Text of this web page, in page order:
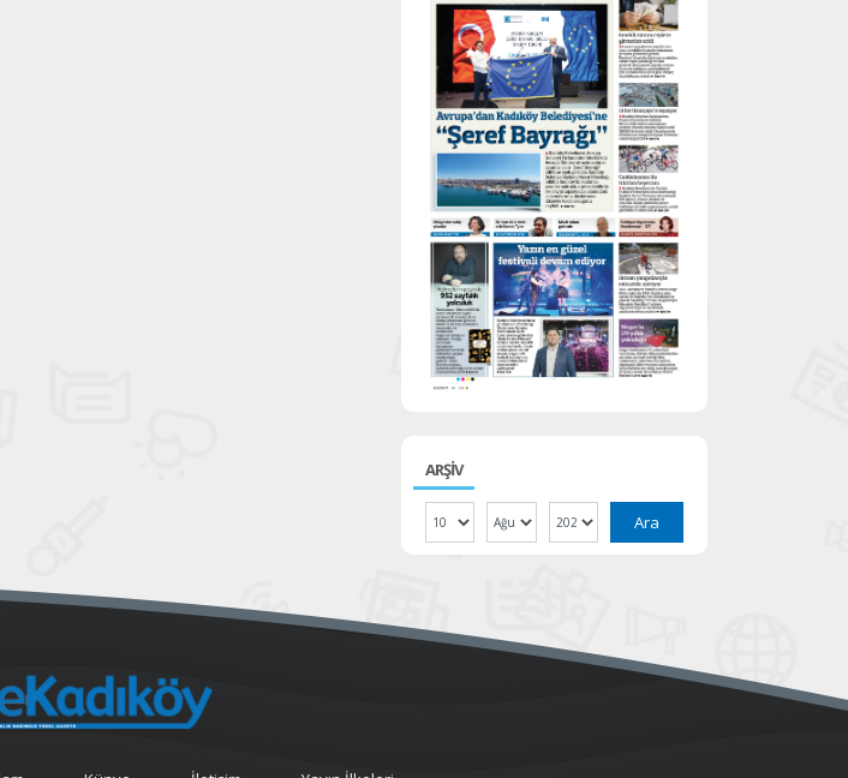
ARŞİV
Ara